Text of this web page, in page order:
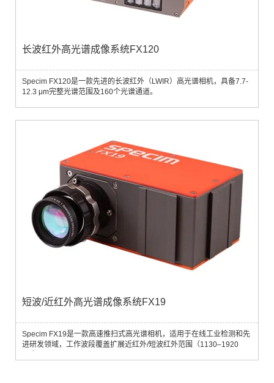
长波红外高光谱成像系统FX120
Specim FX120是一款先进的长波红外（LWIR）高光谱相机，具备7.7-
12.3 μm完整光谱范围及160个光谱通道。
短波/近红外高光谱成像系统FX19
Specim FX19是一款高速推扫式高光谱相机，适用于在线工业检测和先
进研发领域，工作波段覆盖扩展近红外/短波红外范围（1130–1920